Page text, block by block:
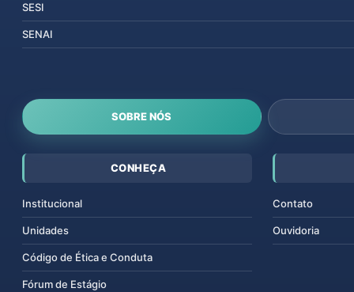
SESI
SENAI
SOBRE NÓS
CONHEÇA
Institucional
Unidades
Código de Ética e Conduta
Fórum de Estágio
Contato
Ouvidoria